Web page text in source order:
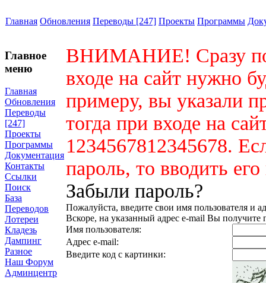
Главная Обновления Переводы [247] Проекты Программы
Главное
меню
Главная
Обновления
Переводы
[247]
Проекты
Программы
Документация
Контакты
Ссылки
Поиск
База
Переводов
Лотереи
Кладезь
Дампинг
Разное
Наш Форум
Админцентр
ВНИМАНИЕ! Сразу
входе на сайт нужно
примеру, вы указали
тогда при входе на
1234567812345678.
пароль, то вводить
Забыли пароль?
Пожалуйста, введите свои имя пользователя и
Вскоре, на указанный адрес e-mail Вы получите
Имя пользователя:
Адрес e-mail:
Введите код с картинки: